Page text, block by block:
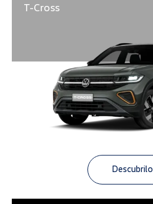
T-Cross
Descubrilo